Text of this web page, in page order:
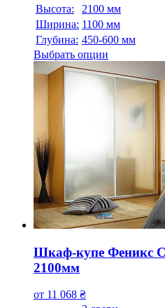
Высота:
2100 мм
Ширина: 1100 мм
Глубина: 450-600 мм
Выбрать опции
Шкаф-купе Феникс
2100мм
от 11 068 ₴